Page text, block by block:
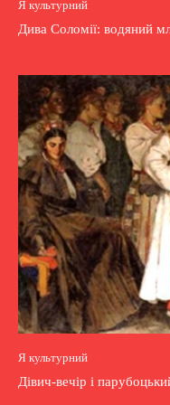
Я культурний
Дива Соломії: водяний
Я культурний
Дівич-вечір і